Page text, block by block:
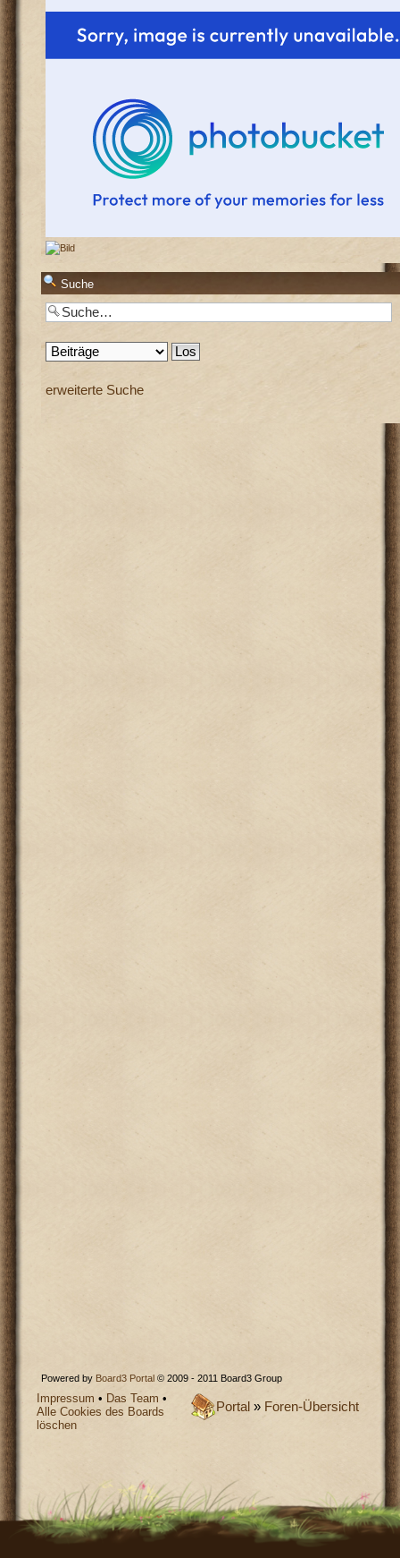
Suche
erweiterte Suche
Powered by Board3 Portal © 2009 - 2011 Board3 Group
Portal » Foren-Übersicht
Impressum • Das Team •
Alle Cookies des Boards
löschen